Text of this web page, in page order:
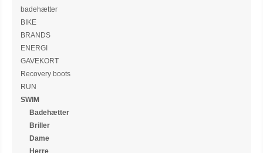
badehætter
BIKE
BRANDS
ENERGI
GAVEKORT
Recovery boots
RUN
SWIM
Badehætter
Briller
Dame
Herre